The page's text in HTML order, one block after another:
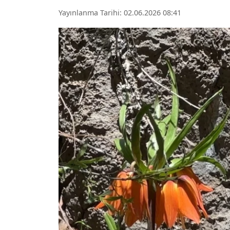
Yayınlanma Tarihi: 02.06.2026 08:41